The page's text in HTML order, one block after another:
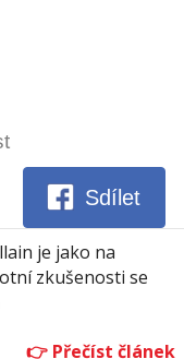
Sdílet
je jako na
zkušenosti se